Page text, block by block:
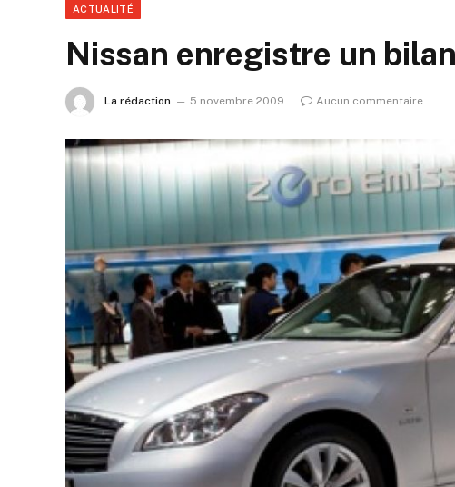
ACTUALITÉ
Nissan enregistre un
La rédaction 5 novembre 2009 Aucun commentaire